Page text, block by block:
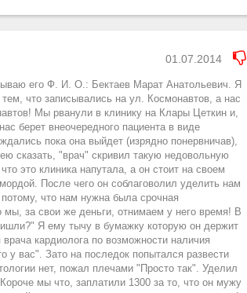
01.07.2014
его Ф. И. О.: Бектаев Марат Анатольевич. Я
что записывались на ул. Космонавтов, а нас
Мы рванули в клинику на Клары Цеткин и,
берет внеочередного пациента в виде
пока она выйдет (изрядно понервничав),
сказать, "врач" скривил такую недовольную
это клиника напутала, а он стоит на своем
После чего он соблаговолил уделить нам
что нам нужна была срочная
мы, за свои же деньги, отнимаем у него время! В
Я ему тычу в бумажку которую он держит
кардиолога по возможности наличия
у вас". Зато на последок попытался развести
нет, пожал плечами "Просто так". Уделил
мы что, заплатили 1300 за то, что он мужу